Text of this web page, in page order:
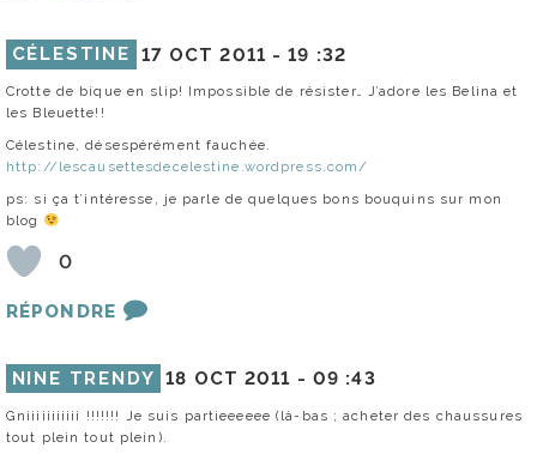
CÉLESTINE 17 OCT 2011 -19 :32
Crotte de bique en slip! Impossible de résister… J’adore les Belina et
les Bleuette!!
Célestine, désespérément fauchée.
http://lescausettesdecelestine.wordpress.com/
ps: si ça t’intéresse, je parle de quelques bons bouquins sur mon
blog
0
RÉPONDRE
NINE TRENDY 18 OCT 2011 - 09 :43
Gniiiiiiiiiii !!!!!!! Je suis partieeeeee (là-bas ; acheter des chaussures
tout plein tout plein).